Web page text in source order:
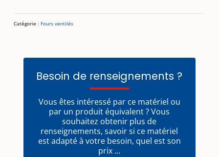
Catégorie : Fours ventilés
Besoin de renseignements ?
Vous êtes intéressé par ce matériel ou
par un produit équivalent ? Vous
souhaitez obtenir plus de
renseignements, savoir si ce matériel
est adapté à votre besoin, quel est son
prix ...